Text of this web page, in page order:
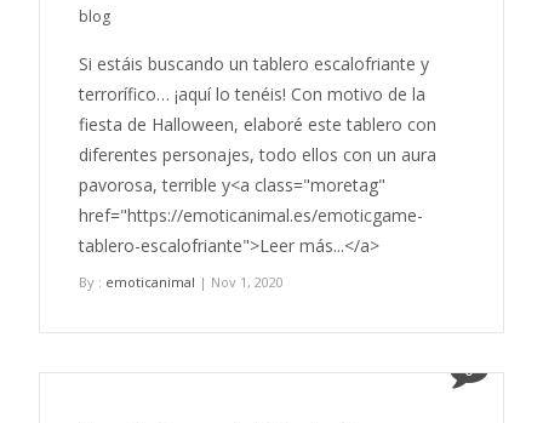
blog
Si estáis buscando un tablero escalofriante y
terrorífico… ¡aquí lo tenéis! Con motivo de la
fiesta de Halloween, elaboré este tablero con
diferentes personajes, todo ellos con un aura
pavorosa, terrible y<a class="moretag"
href="https://emoticanimal.es/emoticgame-
tablero-escalofriante">Leer más...</a>
By : emoticanimal | Nov 1, 2020
0